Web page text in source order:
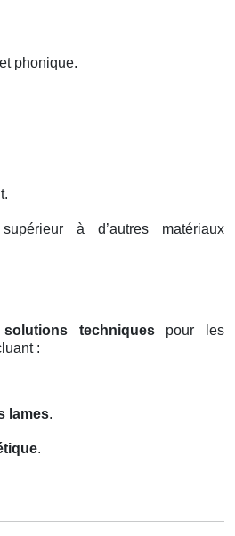
phonique.
à d’autres matériaux
solutions techniquespour les
:
lames.
.